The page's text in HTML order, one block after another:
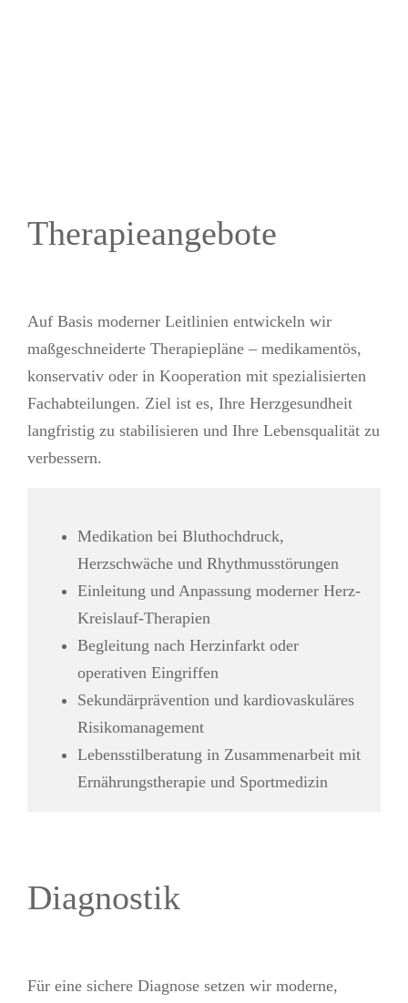
Therapieangebote
Auf Basis moderner Leitlinien entwickeln wir
maßgeschneiderte Therapiepläne – medikamentös,
konservativ oder in Kooperation mit spezialisierten
Fachabteilungen. Ziel ist es, Ihre Herzgesundheit
langfristig zu stabilisieren und Ihre Lebensqualität zu
verbessern.
Medikation bei Bluthochdruck,
Herzschwäche und Rhythmusstörungen
Einleitung und Anpassung moderner Herz-
Kreislauf-Therapien
Begleitung nach Herzinfarkt oder
operativen Eingriffen
Sekundärprävention und kardiovaskuläres
Risikomanagement
Lebensstilberatung in Zusammenarbeit mit
Ernährungstherapie und Sportmedizin
Diagnostik
Für eine sichere Diagnose setzen wir moderne,